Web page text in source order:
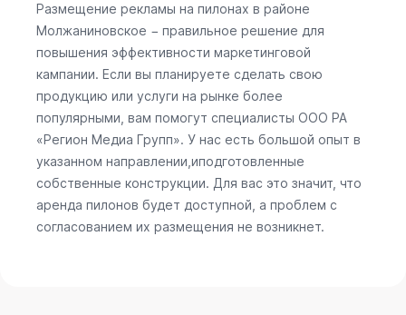
Размещение рекламы на пилонах в районе
Молжаниновское − правильное решение для
повышения эффективности маркетинговой
кампании. Если вы планируете сделать свою
продукцию или услуги на рынке более
популярными, вам помогут специалисты ООО РА
«Регион Медиа Групп». У нас есть большой опыт в
указанном направлении,иподготовленные
собственные конструкции. Для вас это значит, что
аренда пилонов будет доступной, а проблем с
согласованием их размещения не возникнет.